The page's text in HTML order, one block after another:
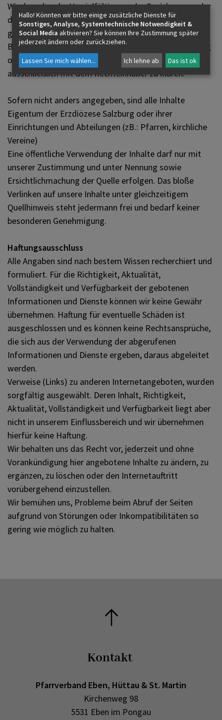
Wiedergabe, der Vervielfältigung, der Speicherung oder
der Verbreitung ist daher nur im Rahmen der
gesetzlichen und/oder eventueller vertraglicher
Bestimmungen gestattet. Rechte für eine Verwendung
oder weitere Verbreitung dieser Inhalte sind
ausschließlich mit dem Rechteinhaber zu klären.
Sofern nicht anders angegeben, sind alle Inhalte
Eigentum der Erzdiözese Salzburg oder ihrer
Einrichtungen und Abteilungen (zB.: Pfarren, kirchliche
Vereine)
Eine öffentliche Verwendung der Inhalte darf nur mit
unserer Zustimmung und unter Nennung sowie
Ersichtlichmachung der Quelle erfolgen. Das bloße
Verlinken auf unsere Inhalte unter gleichzeitigem
Quellhinweis steht jedermann frei und bedarf keiner
besonderen Genehmigung.
Haftungsausschluss
Alle Angaben sind nach bestem Wissen recherchiert und
formuliert. Für die Richtigkeit, Aktualität,
Vollständigkeit und Verfügbarkeit der gebotenen
Informationen und Dienste können wir keine Gewähr
übernehmen. Haftung für eventuelle Schäden ist
ausgeschlossen und es können keine Rechtsansprüche,
die sich aus der Verwendung der abgerufenen
Informationen und Dienste ergeben, daraus abgeleitet
werden.
Verweise (Links) zu anderen Internetangeboten, wurden
sorgfältig ausgewählt. Deren Inhalt, Richtigkeit,
Aktualität, Vollständigkeit und Verfügbarkeit liegt aber
nicht in unserem Einflussbereich und wir übernehmen
hierfür keine Haftung.
Wir behalten uns das Recht vor, jederzeit und ohne
Vorankündigung hier angebotene Inhalte zu ändern, zu
ergänzen, zu löschen oder den Internetauftritt
vorübergehend einzustellen.
Wir bemühen uns, Probleme beim Abruf der Seiten
aufgrund von Störungen oder Inkompatibilitäten so
gering wie möglich zu halten.
Kontakt
Pfarrverband Eben, Hüttau & St. Martin
Kirchenweg 98
5531 Eben im Pongau
Hallo! Könnten wir bitte einige zusätzliche Dienste für
Sonstiges, Analyse, Systemtechnische Notwendigkeit &
Social Media aktivieren? Sie können Ihre Zustimmung später
jederzeit ändern oder zurückziehen.
Lassen Sie mich wählen... Ich lehne ab Das ist ok